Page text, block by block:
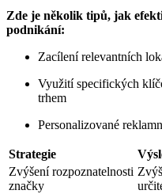
Zde je několik tipů, jak
podnikání:
Zacílení relevantních
Využití specifických
trhem
Personalizované
Strategie
Zvýšení rozpoznatelnosti
značky